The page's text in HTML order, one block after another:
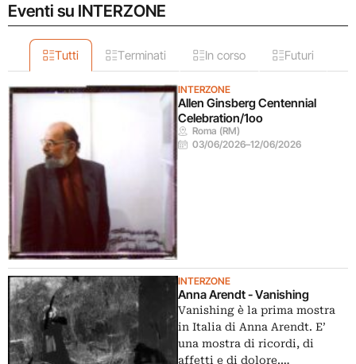
Eventi su INTERZONE
Tutti Terminati In corso Futuri
INTERZONE
Allen Ginsberg Centennial
Celebration/1oo
Roma (RM)
03/06/2026–12/06/2026
INTERZONE
Anna Arendt - Vanishing
Vanishing è la prima mostra
in Italia di Anna Arendt. E’
una mostra di ricordi, di
affetti e di dolore.…